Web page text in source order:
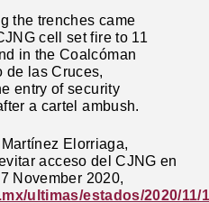
the trenches came
cell set fire to 11
in the Coalcóman
de las Cruces,
entry of security
a cartel ambush.
Elorriaga,
acceso del CJNG en
November 2020,
ultimas/estados/2020/11/